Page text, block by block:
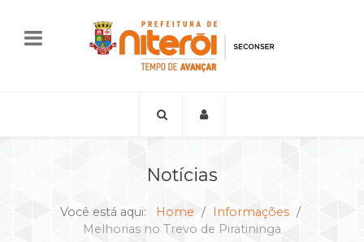
Notícias
Você está aqui: Home
Informações
Melhorias no Trevo de Piratininga